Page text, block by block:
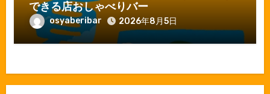
できる店おしゃべりバー
osyaberibar 2026年8月5日